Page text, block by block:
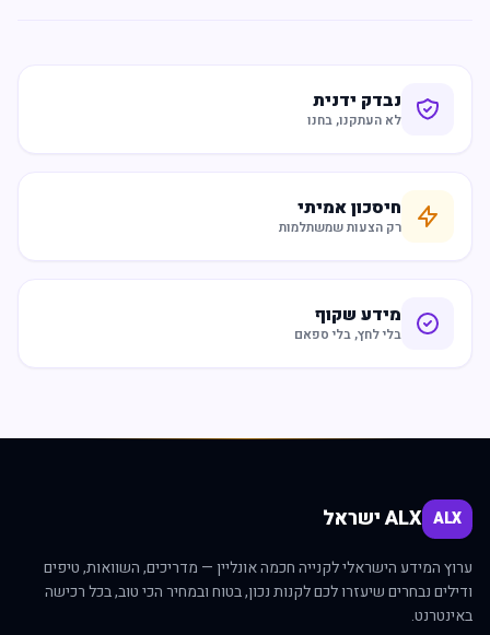
נבדק ידנית
לא העתקנו, בחנו
חיסכון אמיתי
רק הצעות שמשתלמות
מידע שקוף
בלי לחץ, בלי ספאם
ALX ALX ישראל
ערוץ המידע הישראלי לקנייה חכמה אונליין — מדריכים, השוואות, טיפים
ודילים נבחרים שיעזרו לכם לקנות נכון, בטוח ובמחיר הכי טוב, בכל רכישה
באינטרנט.